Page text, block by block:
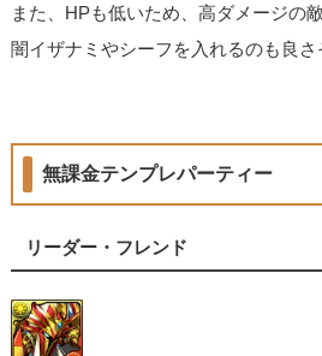
また、HPも低いため、高ダメージの
闇イザナミやシーフを入れるのも良さ
無課金テンプレパーティー
リーダー・フレンド